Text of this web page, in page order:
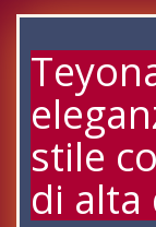
stile
di alta